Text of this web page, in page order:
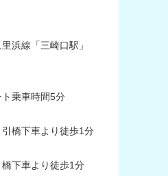
浜線「三崎口駅」
乗車時間5分
橋下車より徒歩1分
下車より徒歩1分